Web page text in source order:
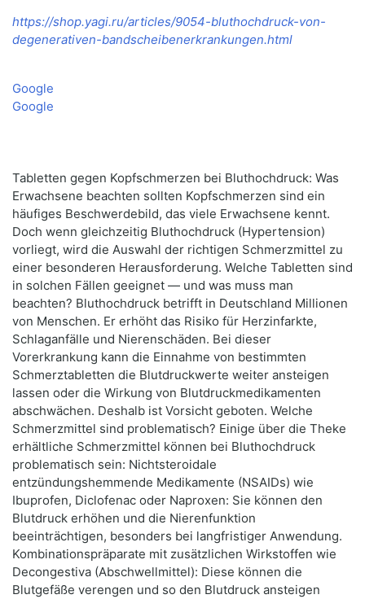
https://shop.yagi.ru/articles/9054-bluthochdruck-von-
degenerativen-bandscheibenerkrankungen.html
Google
Google
Tabletten gegen Kopfschmerzen bei Bluthochdruck: Was
Erwachsene beachten sollten Kopfschmerzen sind ein
häufiges Beschwerdebild, das viele Erwachsene kennt.
Doch wenn gleichzeitig Bluthochdruck (Hypertension)
vorliegt, wird die Auswahl der richtigen Schmerzmittel zu
einer besonderen Herausforderung. Welche Tabletten sind
in solchen Fällen geeignet — und was muss man
beachten? Bluthochdruck betrifft in Deutschland Millionen
von Menschen. Er erhöht das Risiko für Herzinfarkte,
Schlaganfälle und Nierenschäden. Bei dieser
Vorerkrankung kann die Einnahme von bestimmten
Schmerztabletten die Blutdruckwerte weiter ansteigen
lassen oder die Wirkung von Blutdruckmedikamenten
abschwächen. Deshalb ist Vorsicht geboten. Welche
Schmerzmittel sind problematisch? Einige über die Theke
erhältliche Schmerzmittel können bei Bluthochdruck
problematisch sein: Nichtsteroidale
entzündungshemmende Medikamente (NSAIDs) wie
Ibuprofen, Diclofenac oder Naproxen: Sie können den
Blutdruck erhöhen und die Nierenfunktion
beeinträchtigen, besonders bei langfristiger Anwendung.
Kombinationspräparate mit zusätzlichen Wirkstoffen wie
Decongestiva (Abschwellmittel): Diese können die
Blutgefäße verengen und so den Blutdruck ansteigen